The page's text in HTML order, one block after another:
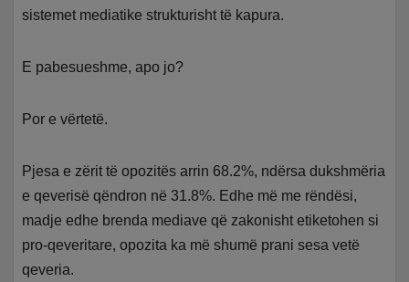
sistemet mediatike strukturisht të kapura.
E pabesueshme, apo jo?
Por e vërtetë.
Pjesa e zërit të opozitës arrin 68.2%, ndërsa dukshmëria
e qeverisë qëndron në 31.8%. Edhe më me rëndësi,
madje edhe brenda mediave që zakonisht etiketohen si
pro-qeveritare, opozita ka më shumë prani sesa vetë
qeveria.